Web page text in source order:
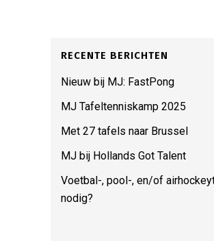
RECENTE BERICHTEN
Nieuw bij MJ: FastPong
MJ Tafeltenniskamp 2025
Met 27 tafels naar Brussel
MJ bij Hollands Got Talent
Voetbal-, pool-, en/of
nodig?